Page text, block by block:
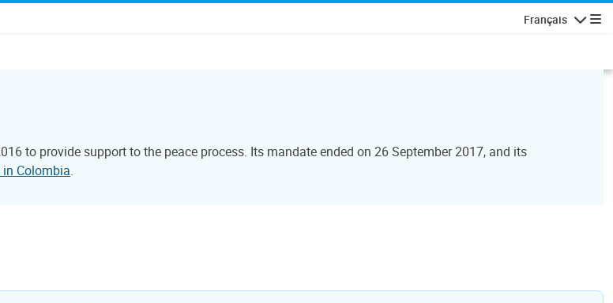
Français
to provide support to the peace process. Its mandate ended on 26 September 2017, and its
Colombia.